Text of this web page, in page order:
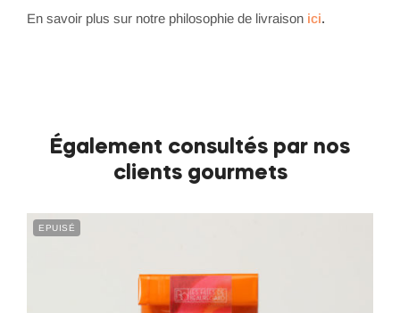
En savoir plus sur notre philosophie de livraison ici.
Également consultés par nos
clients gourmets
EPUISÉ